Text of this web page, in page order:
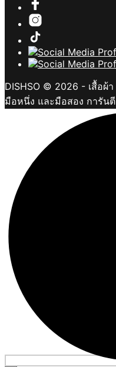
DISHSO © 2026 - เสื้อผ้
มือหนึ่ง และมือสอง การันตี